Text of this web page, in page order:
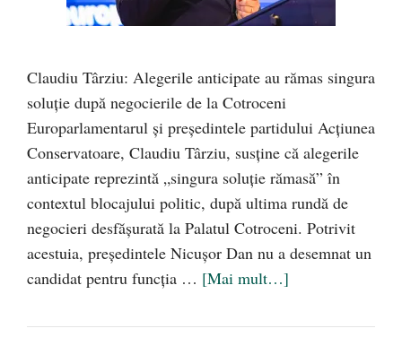
Claudiu Târziu: Alegerile anticipate au rămas singura
soluție după negocierile de la Cotroceni
Europarlamentarul și președintele partidului Acțiunea
Conservatoare, Claudiu Târziu, susține că alegerile
anticipate reprezintă „singura soluție rămasă” în
contextul blocajului politic, după ultima rundă de
negocieri desfășurată la Palatul Cotroceni. Potrivit
acestuia, președintele Nicușor Dan nu a desemnat un
candidat pentru funcția … [Mai mult…]